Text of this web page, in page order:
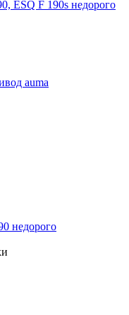
ESQ F 190s недорого
auma
недорого